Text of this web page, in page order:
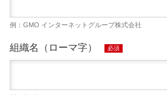
例：GMO インターネットグループ株式会社
組織名（ローマ字） 必須